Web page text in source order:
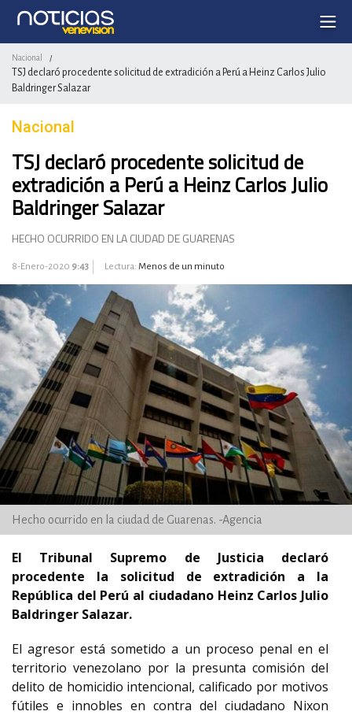
Nacional /
TSJ declaró procedente solicitud de extradición a Perú a Heinz Carlos Julio
Baldringer Salazar
Nacional
TSJ declaró procedente solicitud de
extradición a Perú a Heinz Carlos Julio
Baldringer Salazar
HECHO OCURRIDO EN LA CIUDAD DE GUARENAS
8-Enero-2020 9:43 Lectura: Menos de un minuto
Hecho ocurrido en la ciudad de Guarenas. -Agencia
El Tribunal Supremo de Justicia declaró
procedente la solicitud de extradición a la
República del Perú al ciudadano Heinz Carlos Julio
Baldringer Salazar.
El agresor está sometido a un proceso penal en el
territorio venezolano por la presunta comisión del
delito de homicidio intencional, calificado por motivos
fútiles e innobles en contra del ciudadano Nixon